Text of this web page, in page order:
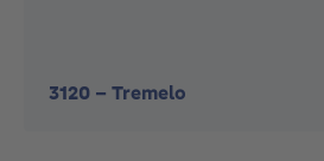
3120 - Tremelo